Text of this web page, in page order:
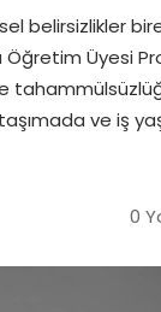
belirsizlikler
Öğretim Üyesi
ve iş
0